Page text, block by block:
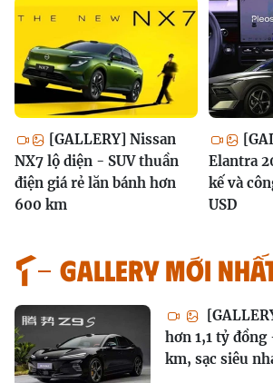
[GALLERY] Nissan
NX7 lộ diện - SUV thuần
điện giá rẻ lăn bánh hơn
600 km
Elantra
kế và
USD
GALLERY MỚI
hơn 1,1 tỷ đồng
km, sạc siêu